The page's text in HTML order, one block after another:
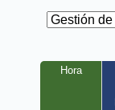
Hora